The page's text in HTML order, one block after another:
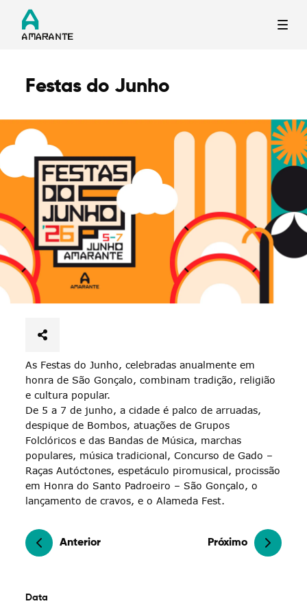
Categorias gerais
Filtros
Festas do Junho
As Festas do Junho, celebradas anualmente em
honra de São Gonçalo, combinam tradição, religião
e cultura popular.
De 5 a 7 de junho, a cidade é palco de arruadas,
despique de Bombos, atuações de Grupos
Folclóricos e das Bandas de Música, marchas
populares, música tradicional, Concurso de Gado –
Raças Autóctones, espetáculo piromusical, procissão
em Honra do Santo Padroeiro – São Gonçalo, o
lançamento de cravos, e o Alameda Fest.
Anterior Próximo
Data